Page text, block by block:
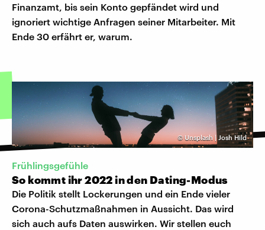
Finanzamt, bis sein Konto gepfändet wird und
ignoriert wichtige Anfragen seiner Mitarbeiter. Mit
Ende 30 erfährt er, warum.
©Unsplash | Josh Hild
Frühlingsgefühle
So kommt ihr 2022 in den Dating-Modus
Die Politik stellt Lockerungen und ein Ende vieler
Corona-Schutzmaßnahmen in Aussicht. Das wird
sich auch aufs Daten auswirken. Wir stellen euch